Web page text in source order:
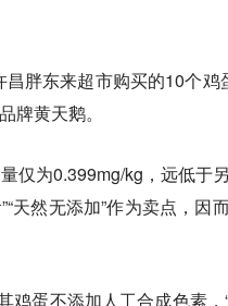
胖东来超市购买的10个鸡
牌黄天鹅。
仅为0.399mg/kg，远低于
天然无添加”作为卖点，因
蛋不添加人工合成色素，